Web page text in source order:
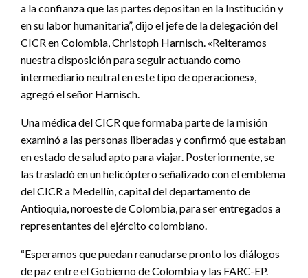
a la confianza que las partes depositan en la Institución y
en su labor humanitaria”, dijo el jefe de la delegación del
CICR en Colombia, Christoph Harnisch. «Reiteramos
nuestra disposición para seguir actuando como
intermediario neutral en este tipo de operaciones»,
agregó el señor Harnisch.
Una médica del CICR que formaba parte de la misión
examinó a las personas liberadas y confirmó que estaban
en estado de salud apto para viajar. Posteriormente, se
las trasladó en un helicóptero señalizado con el emblema
del CICR a Medellín, capital del departamento de
Antioquia, noroeste de Colombia, para ser entregados a
representantes del ejército colombiano.
“Esperamos que puedan reanudarse pronto los diálogos
de paz entre el Gobierno de Colombia y las FARC-EP.